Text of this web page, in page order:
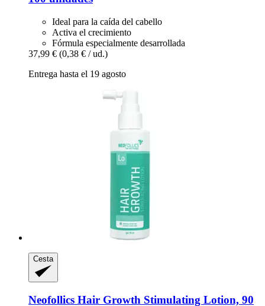
Ideal para la caída del cabello
Activa el crecimiento
Fórmula especialmente desarrollada
37,99 € (0,38 € / ud.)
Entrega hasta el 19 agosto
Cesta
Neofollics Hair Growth Stimulating Lotion, 90